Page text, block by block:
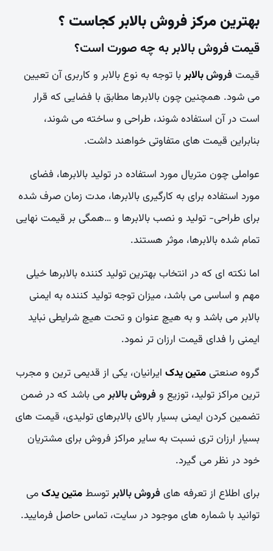
بهترین مرکز فروش بالابر کجاست ؟
قیمت فروش بالابر به چه صورت است؟
قیمتفروشبالابربا توجه به نوع بالابر و کاربری آن تعیین
می شود. همچنین چون بالابرها مطابق با فضایی که قرار
است در آن استفاده شوند، طراحی و ساخته می شوند،
بنابراین قیمت های متفاوتی خواهند داشت.
عواملی چون متریال مورد استفاده در تولید بالابرها، فضای
مورد استفاده برای به کارگیری بالابرها، مدت زمان صرف شده
برای طراحی- تولید و نصب بالابرها و …همگی بر قیمت نهایی
تمام شده بالابرها، موثر هستند.
اما نکته ای که در انتخاب بهترین تولید کننده بالابرها خیلی
مهم و اساسی می باشد، میزان توجه تولید کننده به ایمنی
بالابر می باشد و به هیچ عنوان و تحت هیچ شرایطی نباید
ایمنی را فدای قیمت ارزان تر نمود.
گروه صنعتیمتین یدک ایرانیان، یکی از قدیمی ترین و مجرب
ترین مراکز تولید، توزیع وفروش بالابرمی باشد که در ضمن
تضمین کردن ایمنی بسیار بالای بالابرهای تولیدی، قیمت های
بسیار ارزان تری نسبت به سایر مراکز فروش برای مشتریان
خود در نظر می گیرد.
برای اطلاع از تعرفه هایفروش بالابرتوسطمتین یدکمی
توانید با شماره های موجود در سایت، تماس حاصل فرمایید.